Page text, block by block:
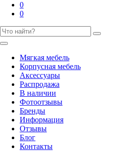
0
0
Мягкая мебель
Корпусная мебель
Аксессуары
Распродажа
В наличии
Фотоотзывы
Бренды
Информация
Отзывы
Блог
Контакты